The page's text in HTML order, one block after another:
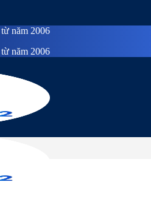
năm 2006
năm 2006